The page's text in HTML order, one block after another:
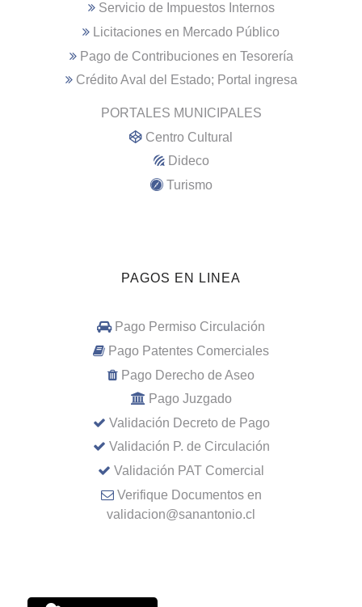
Servicio de Impuestos Internos
Licitaciones en Mercado Público
Pago de Contribuciones en Tesorería
Crédito Aval del Estado; Portal ingresa
PORTALES MUNICIPALES
Centro Cultural
Dideco
Turismo
PAGOS EN LINEA
Pago Permiso Circulación
Pago Patentes Comerciales
Pago Derecho de Aseo
Pago Juzgado
Validación Decreto de Pago
Validación P. de Circulación
Validación PAT Comercial
Verifique Documentos en
validacion@sanantonio.cl